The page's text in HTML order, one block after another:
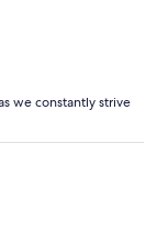
we constantly strive